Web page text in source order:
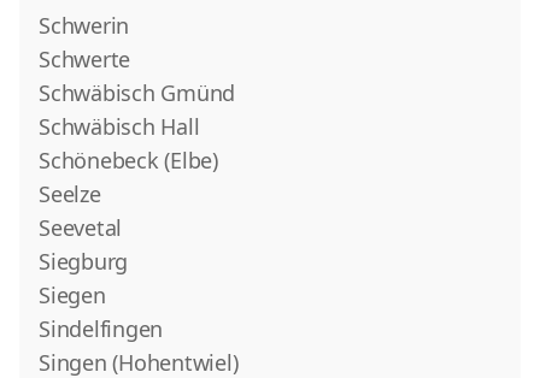
Schwerin
Schwerte
Schwäbisch Gmünd
Schwäbisch Hall
Schönebeck (Elbe)
Seelze
Seevetal
Siegburg
Siegen
Sindelfingen
Singen (Hohentwiel)